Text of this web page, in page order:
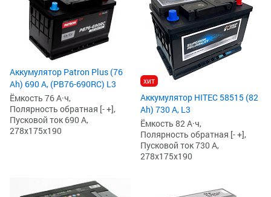
Аккумулятор Patron Plus (76
Ah) 690 А, (PB76-690RC) L3
Ёмкость 76 А·ч,
Полярность обратная [- +],
Пусковой ток 690 А,
278x175x190
хит
Аккумулятор HITEC 58515 (82
Ah) 730 А, L3
Ёмкость 82 А·ч,
Полярность обратная [- +],
Пусковой ток 730 А,
278x175x190